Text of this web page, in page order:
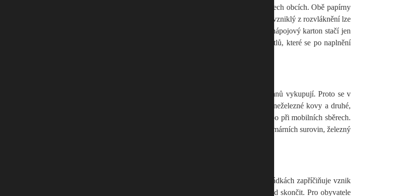
a druhá v Žimrovicích na Moravě. Proto se ještě nápojový kartón nesbírá ve všech obcích. Obě papírny
za tepla lisované desky, které se dají použít např. jako police do regálů. Odpad vzniklý z rozvláknění lze
R.P.O. v Hrušovanech u Brna. Třídit nápojový karton je velmi snadné, prázdný nápojový karton stačí jen
místo. Sbírá se buď do nádob označených samolepkou, nebo do speciálních pytlů, které se po naplnění
balíků a převezou do papíren k recyklaci.
zajímavou, že se jí mnoho firem intenzivně věnuje a kovové odpady od občanů vykupují. Proto se v
kovů platí dvě základní pravidla. Prvním je třídění podle materiálu na železné a neželezné kovy a druhé,
nebezpečné odpady, které se musí sbírat odděleně a odkládat na sběrné dvory, nebo při mobilních sběrech.
kovové výrobky. Ušetří se při tom velké množství energie ( u hliníku až 90%) a primárních surovin, železný
protože neustále mění své vlastnosti, rozkládá se a velmi často zapáchá. Na skládkách zapříčiňuje vznik
se zahradou by měl být vybaven domácím kompostérem, kde by měl bioodpad skončit. Pro obyvatele